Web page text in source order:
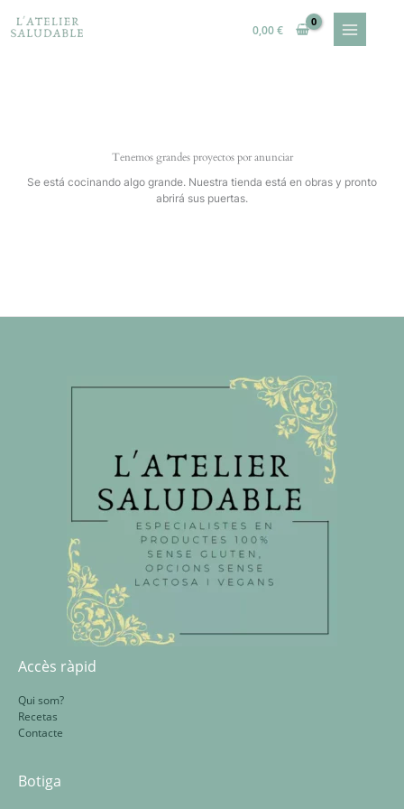
contenido
0,00€
Tenemos grandes proyectos por anunciar
Se está cocinando algo grande. Nuestra tienda está en obras y pronto
abrirá sus puertas.
Accès ràpid
Qui som?
Recetas
Contacte
Botiga